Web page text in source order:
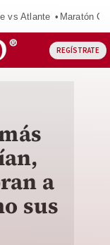
vs Atlante Maratón
REGÍSTRATE
a
sus